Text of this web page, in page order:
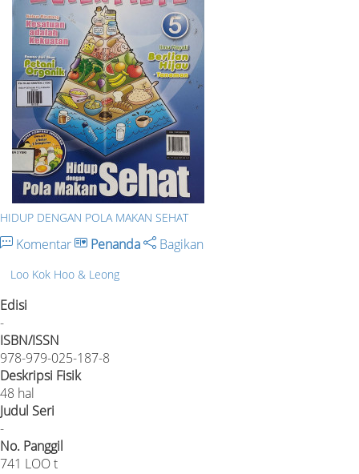
HIDUP DENGAN POLA MAKAN SEHAT
Komentar Penanda Bagikan
Loo Kok Hoo & Leong
Edisi
-
ISBN/ISSN
978-979-025-187-8
Deskripsi Fisik
48 hal
Judul Seri
-
No. Panggil
741 LOO t